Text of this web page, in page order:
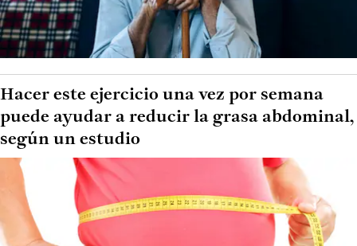
Hacer este ejercicio una vez por semana
puede ayudar a reducir la grasa abdominal,
según un estudio